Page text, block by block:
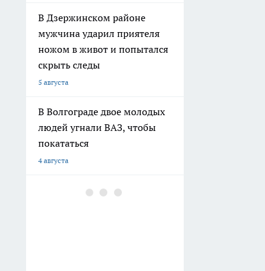
3 августа
В Волгограде
благоустраивают
территорию у стадиона
2 августа
В Волгограде на улице
Коммунистической
четырех полос